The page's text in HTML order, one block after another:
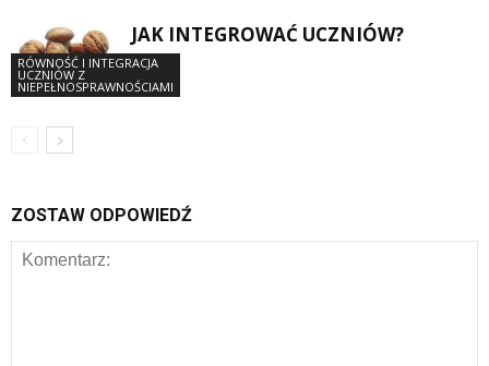
RÓWNOŚĆ I INTEGRACJA
UCZNIÓW Z
NIEPEŁNOSPRAWNOŚCIAMI
JAK INTEGROWAĆ UCZNIÓW?
ZOSTAW ODPOWIEDŹ